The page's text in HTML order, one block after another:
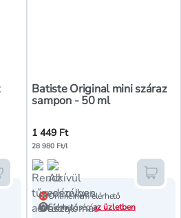
teszem
Batiste Original mini száraz
sampon - 50 ml
1 449 Ft
28 980 Ft/l
Online nem elérhető
Elérhetőségaz üzletben